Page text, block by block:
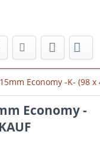
Economy -K- (98 x
Economy -